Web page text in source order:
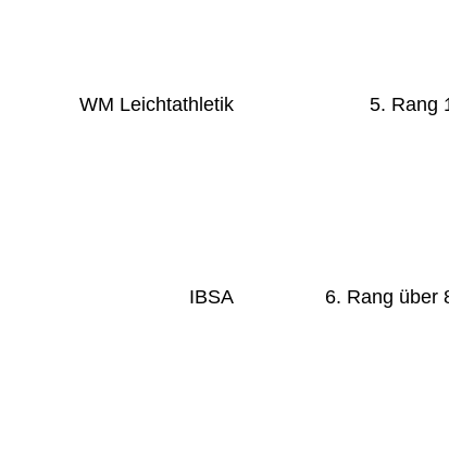
WM Leichtathletik 5. Rang
IBSA 6. Rang über